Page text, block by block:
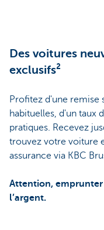
Des voitures
exclusifs²
Profitez d'une remise
habituelles, d'un taux
pratiques. Recevez
trouvez votre voiture
assurance via KBC
Attention, emprunter
l’argent.